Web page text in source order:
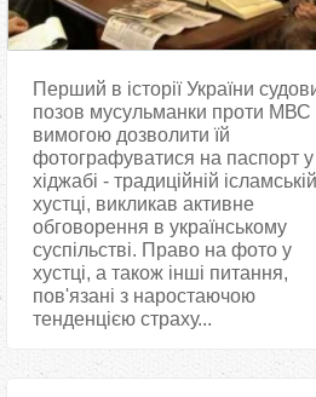
Перший в історії України
позов мусульманки проти МВС
вимогою дозволити їй
фотографуватися на паспорт у
хіджабі - традиційній ісламській
хустці, викликав активне
обговорення в українському
суспільстві. Право на фото у
хустці, а також інші питання,
пов'язані з наростаючою
тенденцією страху...